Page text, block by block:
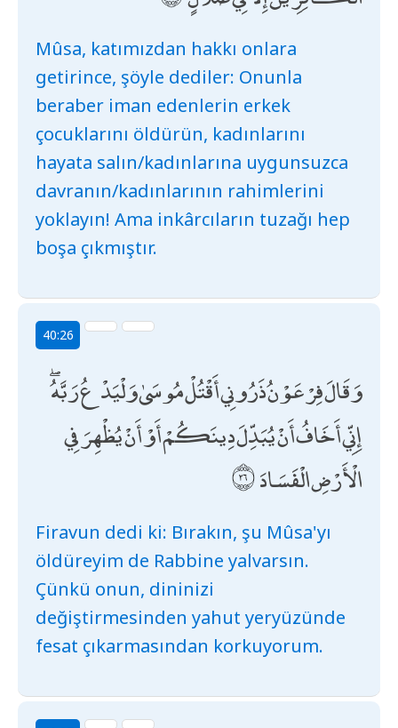
Mûsa, katımızdan hakkı onlara
getirince, şöyle dediler: Onunla
beraber iman edenlerin erkek
çocuklarını öldürün, kadınlarını
hayata salın/kadınlarına uygunsuzca
davranın/kadınlarının rahimlerini
yoklayın! Ama inkârcıların tuzağı hep
boşa çıkmıştır.
40:26
وَقَالَ فِرْعَوْنُ ذَرُونِي أَقْتُلْ مُوسَىٰ وَلْيَدْعُ رَبَّهُ ۖ
إِنِّي أَخَافُ أَنْ يُبَدِّلَ دِينَكُمْ أَوْ أَنْ يُظْهِرَ فِي
الْأَرْضِ الْفَسَادَ
Firavun dedi ki: Bırakın, şu Mûsa'yı
öldüreyim de Rabbine yalvarsın.
Çünkü onun, dininizi
değiştirmesinden yahut yeryüzünde
fesat çıkarmasından korkuyorum.